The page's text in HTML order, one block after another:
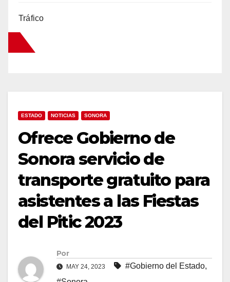
Tráfico
ESTADO NOTICIAS SONORA
Ofrece Gobierno de
Sonora servicio de
transporte gratuito para
asistentes a las Fiestas
del Pitic 2023
Por
MAY 24, 2023 #Gobierno del Estado,